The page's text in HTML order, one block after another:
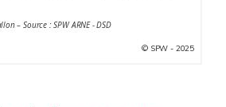
– Source : SPW ARNE - DSD
© SPW - 2025